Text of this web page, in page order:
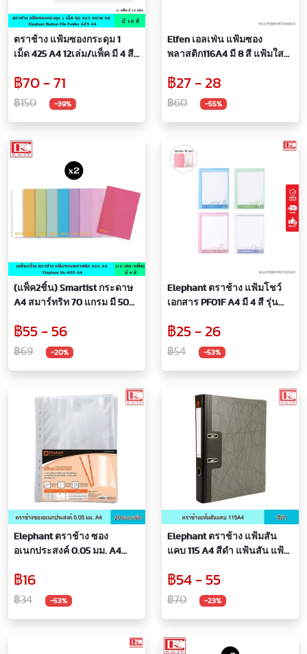
ตราช้าง แฟ้มซองกระดุม 1
เม็ด 425 A4 12เล่ม/แพ็ค มี 4 สี
พลาสติก หนา 0.15 มม. พร้อม
กระดุมเปิดปิด กันน้ำ
฿70 - 71
฿150 -39%
Elfen เอลเฟ่น แฟ้มซอง
พลาสติก116A4 มี 8 สี แฟ้มใส
หนา 140 ไมครอน กันน้ำ กัน
รอย
฿27 - 28
฿60 -55%
(แพ็ค2ชิ้น) Smartist กระดาษ
A4 สมาร์ทริท 70 แกรม มี 500
กระดาษหนา พิมพ์เอกสาร
กระดาษสีขาว ใช้ได้ทั้ง 2 หน้า
เครือของ Doubl
฿55 - 56
฿69 -20%
Elephant ตราช้าง แฟ้มโชว์
เอกสาร PF01F A4 มี 4 สี รุ่น
ได้ 10 ซอง/เล่ม หนา 40
ไมครอน
฿25 - 26
฿54 -53%
Elephant ตราช้าง ซอง
อเนกประสงค์ 0.05 มม. A4
อเนกประสงค์ หนา 0.05 มม. มี
11 รู ทนทาน กันน้ำได้
฿16
฿34 -53%
Elephant ตราช้าง แฟ้มสัน
แคบ 115 A4 สีดำ แฟ้นสัน แฟ้ม
หุ้มกระดาษอย่างดี ทนทาน
฿54 - 55
฿70 -23%